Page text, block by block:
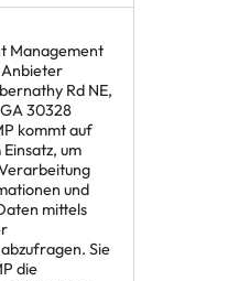
Management
Anbieter
Rd NE,
30328
kommt auf
um
und
mittels
Sie
die